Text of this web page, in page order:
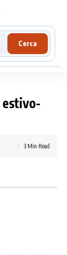
Cerca
3 Min Read